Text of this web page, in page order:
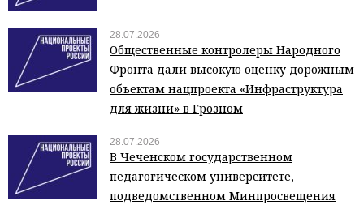
28.07.2026
Общественные контролеры Народного
Фронта дали высокую оценку дорожным
объектам нацпроекта «Инфраструктура
для жизни» в Грозном
28.07.2026
В Чеченском государственном
педагогическом университете,
подведомственном Минпросвещения